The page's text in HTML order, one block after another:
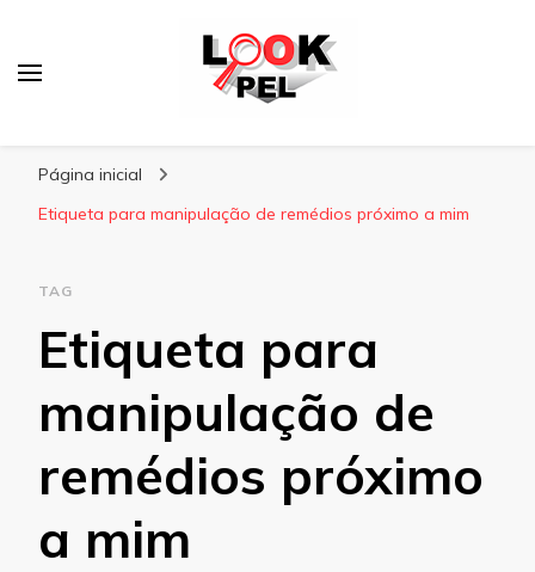
Página inicial
Etiqueta para manipulação de remédios próximo a mim
TAG
Etiqueta para
manipulação de
remédios próximo
a mim